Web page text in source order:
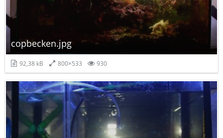
copbecken.jpg
92,38 kB 800×533 930